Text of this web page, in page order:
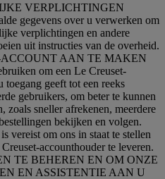
VERPLICHTINGEN
gegevens over u verwerken om
verplichtingen en andere
uit instructies van de overheid.
AAN TE MAKEN
om een Le Creuset-
toegang geeft tot een reeks
gebruikers, om beter te kunnen
zoals sneller afrekenen, meerdere
bekijken en volgen.
vereist om ons in staat te stellen
accounthouder te leveren.
TE BEHEREN EN OM ONZE
EN ASSISTENTIE AAN U